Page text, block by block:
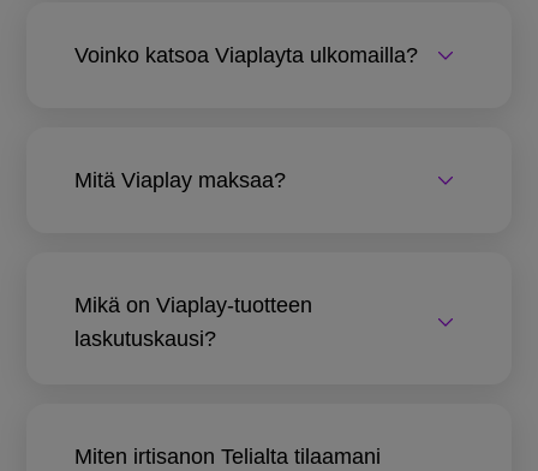
Voinko katsoa Viaplayta ulkomailla?
Mitä Viaplay maksaa?
Mikä on Viaplay-tuotteen
laskutuskausi?
Miten irtisanon Telialta tilaamani